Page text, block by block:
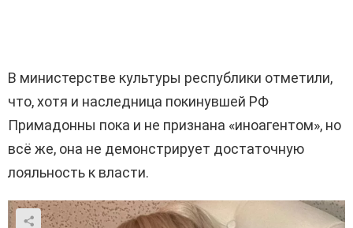
В министерстве культуры республики отметили,
что, хотя и наследница покинувшей РФ
Примадонны пока и не признана «иноагентом», но
всё же, она не демонстрирует достаточную
лояльность к власти.